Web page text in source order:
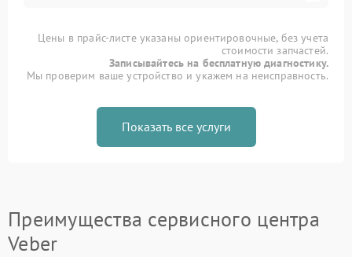
Цены в прайс-листе указаны ориентировочные, без учета
стоимости запчастей.
Записывайтесь на бесплатную диагностику.
Мы проверим ваше устройство и укажем на неисправность.
Показать все услуги
Преимущества сервисного центра
Veber